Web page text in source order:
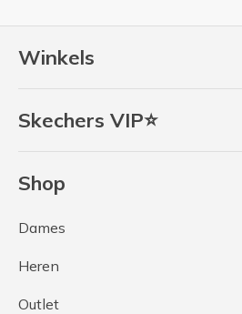
Winkels
Skechers VIP⭐
Shop
Dames
Heren
Outlet